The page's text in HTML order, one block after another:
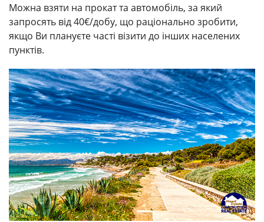
Можна взяти на прокат та автомобіль, за який
запросять від 40€/добу, що раціонально зробити,
якщо Ви плануєте часті візити до інших населених
пунктів.